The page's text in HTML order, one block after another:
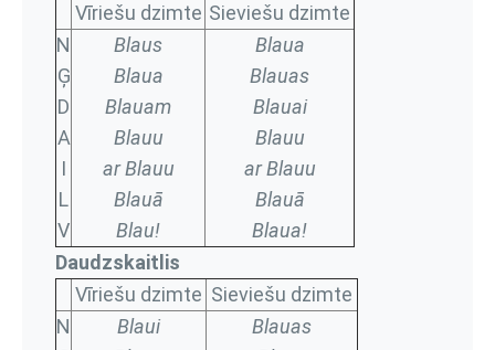
Vīriešu dzimte Sieviešu dzimte
N
Ģ
D
A
I
L
V
Blaus
Blaua
Blauam
Blauu
ar Blauu
Blauā
Blau!
Blaua
Blauas
Blauai
Blauu
ar Blauu
Blauā
Blaua!
Daudzskaitlis
Vīriešu dzimte Sieviešu dzimte
N
Blaui
Blauas